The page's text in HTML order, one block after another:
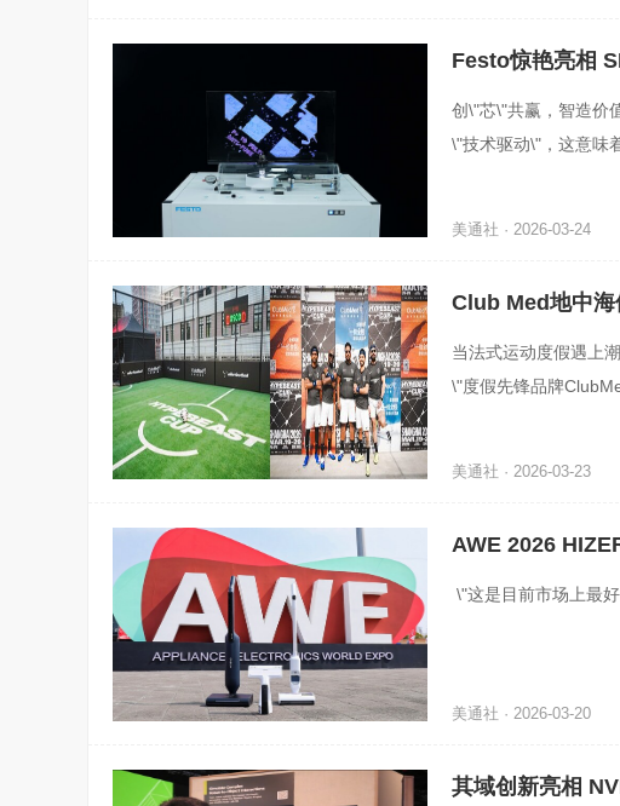
Festo惊艳亮相
创\"芯\"共赢，智造价
\"技术驱动\"，这意味
美通社 · 2026-03-24
Club Med地中
当法式运动度假遇上
\"度假先锋品牌
美通社 · 2026-03-23
AWE 2026
\"这是目前市场上最
美通社 · 2026-03-20
其域创新亮相